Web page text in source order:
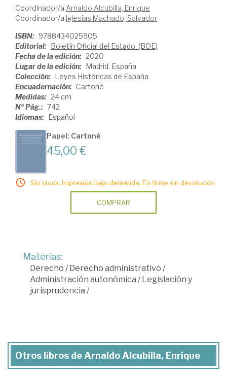
Coordinador/a Arnaldo Alcubilla, Enrique
Coordinador/a Iglesias Machado, Salvador
ISBN: 9788434025905
Editorial: Boletín Oficial del Estado. (BOE)
Fecha de la edición: 2020
Lugar de la edición: Madrid. España
Colección: Leyes Históricas de España
Encuadernación: Cartoné
Medidas: 24 cm
Nº Pág.: 742
Idiomas: Español
Papel: Cartoné
45,00 €
Sin stock. Impresión bajo demanda. En firme sin devolución
COMPRAR
Materias:
Derecho /Derecho administrativo /
Administración autonómica /Legislación y
jurisprudencia /
Otros libros de Arnaldo Alcubilla, Enrique